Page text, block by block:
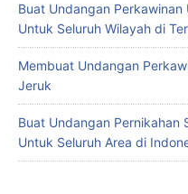
Buat Undangan Perkawinan
Untuk Seluruh Wilayah di
Membuat Undangan
Jeruk
Buat Undangan Pernikahan
Untuk Seluruh Area di